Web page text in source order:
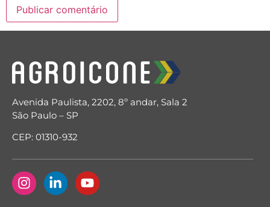
Avenida Paulista, 2202, 8º andar, Sala 2
São Paulo – SP
CEP: 01310-932